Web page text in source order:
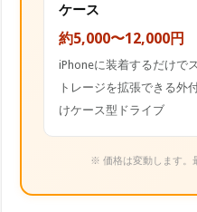
ケース
約5,000〜12,000円
iPhoneに装着するだけでス
トレージを拡張できる外
けケース型ドライブ
※ 価格は変動します。